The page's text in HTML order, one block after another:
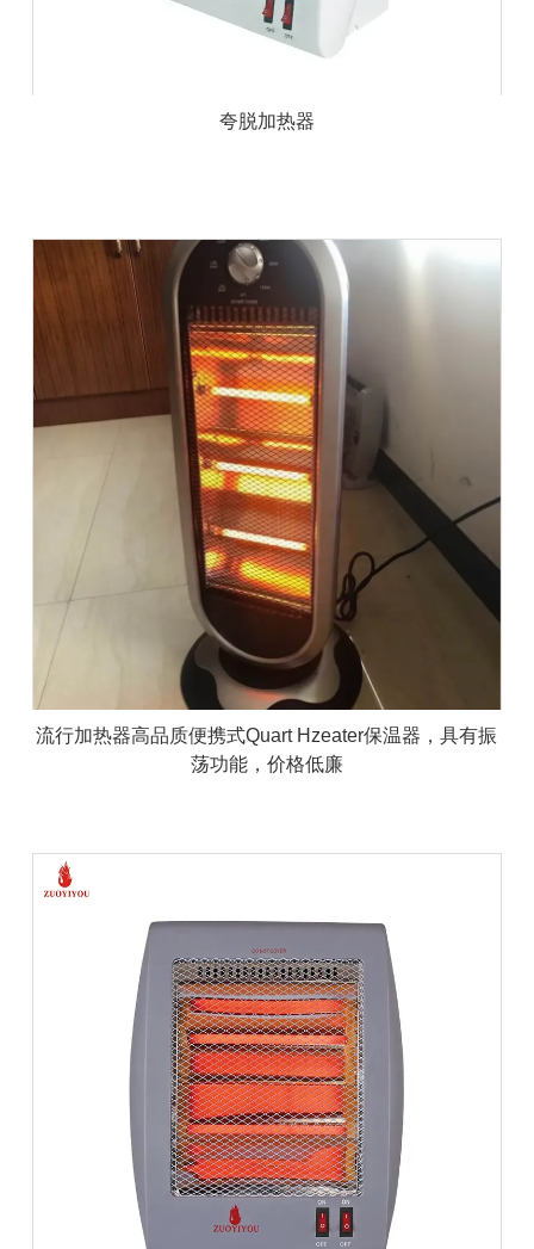
夸脱加热器
流行加热器高品质便携式Quart Hzeater保温器，具有振
荡功能，价格低廉